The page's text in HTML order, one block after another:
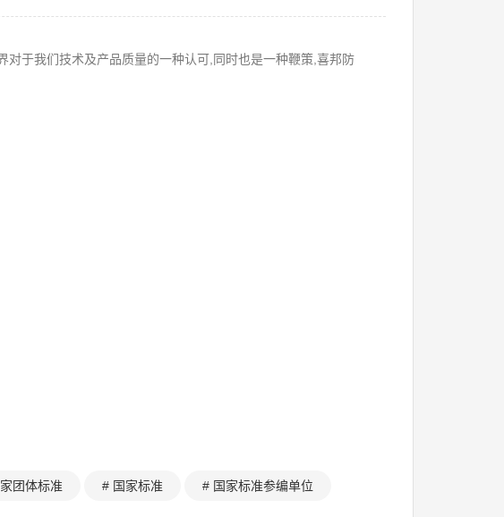
于我们技术及产品质量的一种认可,同时也是一种鞭策,喜邦防
团体标准 # 国家标准 # 国家标准参编单位